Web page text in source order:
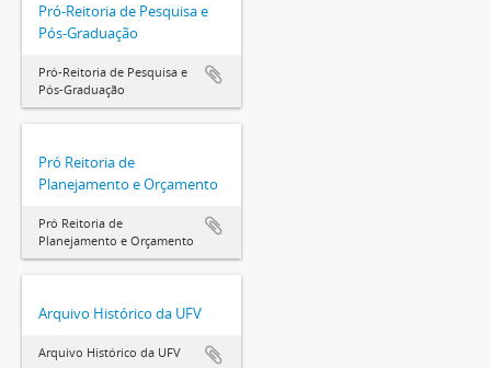
Pró-Reitoria de Pesquisa e
Pós-Graduação
Pró-Reitoria de Pesquisa e
Pós-Graduação
Pró Reitoria de
Planejamento e Orçamento
Pró Reitoria de
Planejamento e Orçamento
Arquivo Histórico da UFV
Arquivo Histórico da UFV